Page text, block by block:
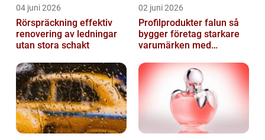
04 juni 2026
Rörspräckning effektiv
renovering av ledningar
utan stora schakt
02 juni 2026
Profilprodukter falun så
bygger företag starkare
varumärken med